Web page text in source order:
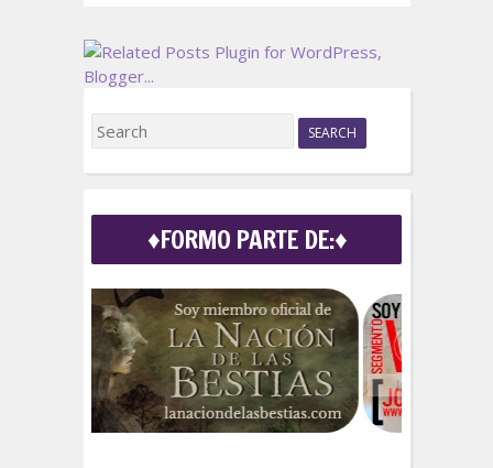
S
e
a
c
f
o
r
♦FORMO PARTE DE:♦